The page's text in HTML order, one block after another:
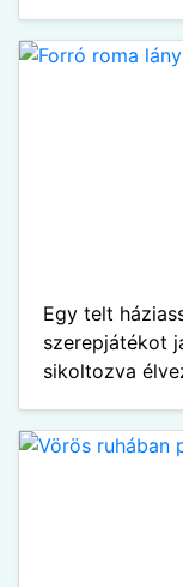
Egy telt
szerepjátékot
sikoltozva